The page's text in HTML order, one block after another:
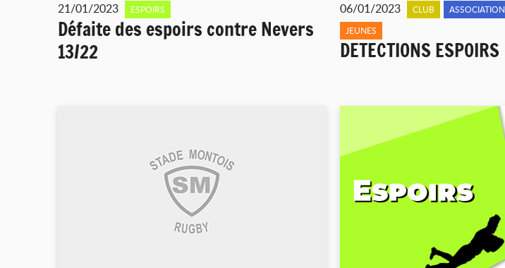
21/01/2023 ESPOIRS
Défaite des espoirs contre Nevers
13/22
06/01/2023 CLUB ASSOCIATION
JEUNES
DETECTIONS ESPOIRS